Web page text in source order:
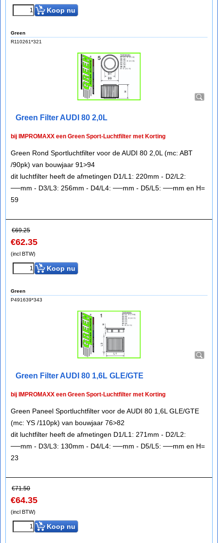
Koop nu
Green
R110261*321
Green Filter AUDI 80 2,0L
bij IMPROMAXX een Green Sport-Luchtfilter met Korting
Green Rond Sportluchtfilter voor de AUDI 80 2,0L (mc: ABT
/90pk) van bouwjaar 91>94
dit luchtfilter heeft de afmetingen D1/L1: 220mm - D2/L2:
──mm - D3/L3: 256mm - D4/L4: ──mm - D5/L5: ──mm en H=
59
€69.25
€62.35
(incl BTW)
Koop nu
Green
P491639*343
Green Filter AUDI 80 1,6L GLE/GTE
bij IMPROMAXX een Green Sport-Luchtfilter met Korting
Green Paneel Sportluchtfilter voor de AUDI 80 1,6L GLE/GTE
(mc: YS /110pk) van bouwjaar 76>82
dit luchtfilter heeft de afmetingen D1/L1: 271mm - D2/L2:
──mm - D3/L3: 130mm - D4/L4: ──mm - D5/L5: ──mm en H=
23
€71.50
€64.35
(incl BTW)
Koop nu